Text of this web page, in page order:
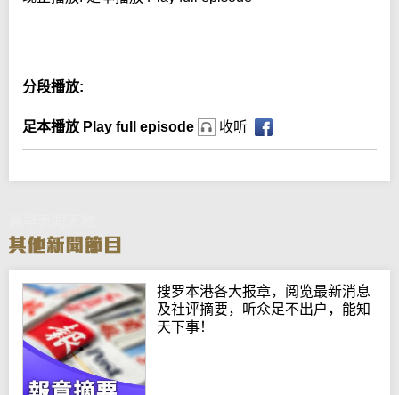
分段播放:
足本播放 Play full episode 收听
搜罗本港各大报章，阅览最新消息
及社评摘要，听众足不出户，能知
天下事！